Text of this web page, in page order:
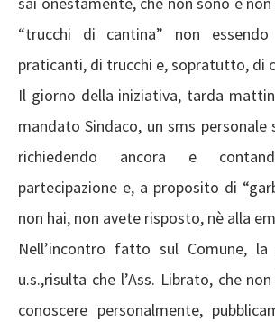
“trucchi di cantina” non
praticanti, di trucchi e, sopratutto, di
Il giorno della iniziativa, tarda
mandato Sindaco, un sms
richiedendo ancora e
partecipazione e, a proposito di
non hai, non avete risposto, nè alla
Nell’incontro fatto sul Comune,
u.s.,risulta che l’Ass. Librato, che
conoscere personalmente,